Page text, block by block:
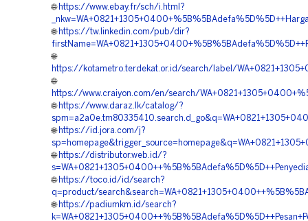
🌐 https://www.ebay.fr/sch/i.html?
🌐 https://tw.linkedin.com/pub/dir?
🌐
https://kotametro.terdekat.or.id/search/label/
🌐
https://www.craiyon.com/en/search/
🌐 https://www.daraz.lk/catalog/?
🌐 https://id.jora.com/j?
🌐 https://distributor.web.id/?
🌐 https://toco.id/id/search?
q=product/
🌐 https://padiumkm.id/search?